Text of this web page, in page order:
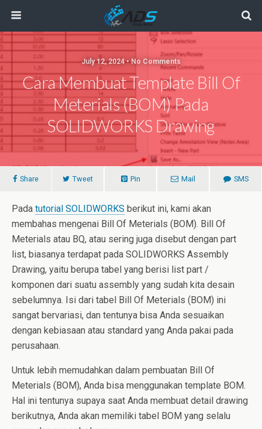
July 12, 2024 • No Comments
Cara Membuat Template Bill Of
Meterials (BOM) Pada
SOLIDWORKS Drawing
Share Tweet Pin Mail SMS
Pada tutorial SOLIDWORKS berikut ini, kami akan
membahas mengenai Bill Of Meterials (BOM). Bill Of
Meterials atau BQ, atau sering juga disebut dengan part
list, biasanya terdapat pada SOLIDWORKS Assembly
Drawing, yaitu berupa tabel yang berisi list part /
komponen dari suatu assembly yang sudah kita desain
sebelumnya. Isi dari tabel Bill Of Meterials (BOM) ini
sangat bervariasi, dan tentunya bisa Anda sesuaikan
dengan kebiasaan atau standard yang Anda pakai pada
perusahaan.
Untuk lebih memudahkan dalam pembuatan Bill Of
Meterials (BOM), Anda bisa menggunakan template BOM.
Hal ini tentunya supaya saat Anda membuat detail drawing
berikutnya, Anda akan memiliki tabel BOM yang selalu